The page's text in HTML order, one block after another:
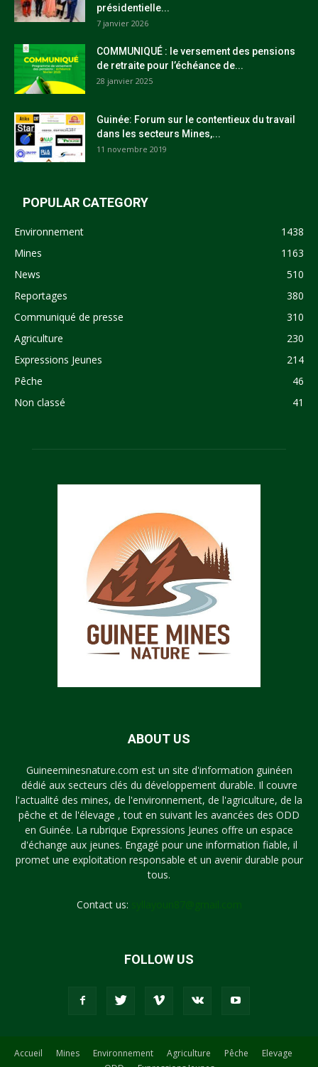
présidentielle...
7 janvier 2026
COMMUNIQUÉ : le versement des pensions
de retraite pour l’échéance de...
28 janvier 2025
Guinée: Forum sur le contentieux du travail
dans les secteurs Mines,...
11 novembre 2019
POPULAR CATEGORY
Environnement
1438
Mines
1163
News
510
Reportages
380
Communiqué de presse
310
Agriculture
230
Expressions Jeunes
214
Pêche
46
Non classé
41
ABOUT US
Guineeminesnature.com est un site d'information guinéen
dédié aux secteurs clés du développement durable. Il couvre
l'actualité des mines, de l'environnement, de l'agriculture, de la
pêche et de l'élevage , tout en suivant les avancées des ODD
en Guinée. La rubrique Expressions Jeunes offre un espace
d'échange aux jeunes. Engagé pour une information fiable, il
promet une exploitation responsable et un avenir durable pour
tous.
Contact us:
FOLLOW US
Accueil Mines Environnement Agriculture Pêche
Elevage